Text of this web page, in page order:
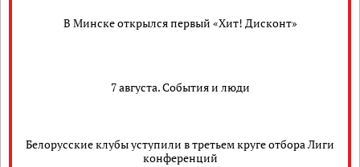
В Минске открылся первый «Хит! Дисконт»
7 августа. События и люди
Белорусские клубы уступили в третьем круге отбора Лиги
конференций